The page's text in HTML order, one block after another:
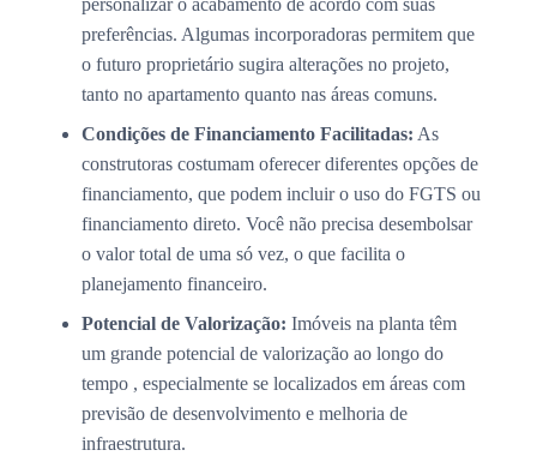
personalizar o acabamento de acordo com suas
preferências. Algumas incorporadoras permitem que
o futuro proprietário sugira alterações no projeto,
tanto no apartamento quanto nas áreas comuns.
Condições de Financiamento Facilitadas: As
construtoras costumam oferecer diferentes opções de
financiamento, que podem incluir o uso do FGTS ou
financiamento direto. Você não precisa desembolsar
o valor total de uma só vez, o que facilita o
planejamento financeiro.
Potencial de Valorização: Imóveis na planta têm
um grande potencial de valorização ao longo do
tempo , especialmente se localizados em áreas com
previsão de desenvolvimento e melhoria de
infraestrutura.